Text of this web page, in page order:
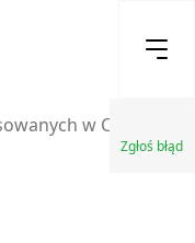
Zgłoś błąd
w Chełmie